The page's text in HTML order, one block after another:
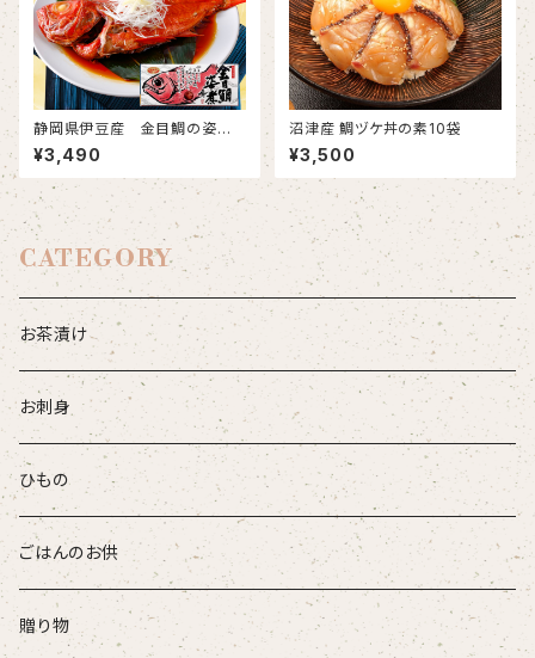
静岡県伊豆産 金目鯛の姿煮
（煮付け）1尾丸ごと500～600
ｇ
¥3,490
沼津産 鯛ヅケ丼の素10袋
¥3,500
CATEGORY
お茶漬け
お刺身
ひもの
ごはんのお供
贈り物